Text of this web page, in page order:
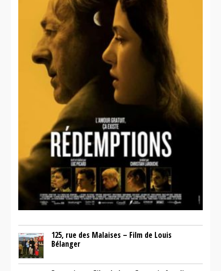
125, rue des Malaises – Film de Louis
Bélanger